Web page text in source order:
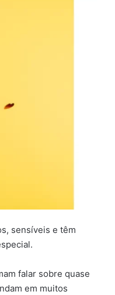
sensíveis e têm
falar sobre quase
em muitos